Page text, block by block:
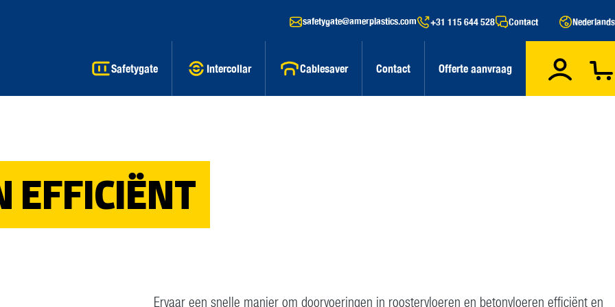
safetygate@amerplastics.com +31 115 644 528 Contact Nederlands
Safetygate Intercollar Cablesaver Contact Offerte aanvraag
EFFICIËNT
Ervaar een snelle manier om doorvoeringen in roostervloeren en betonvloeren efficiënt en